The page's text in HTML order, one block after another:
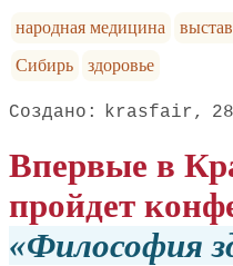
народная медицина
Сибирь
здоровье
krasfair
Впервые в
пройдет
Философия